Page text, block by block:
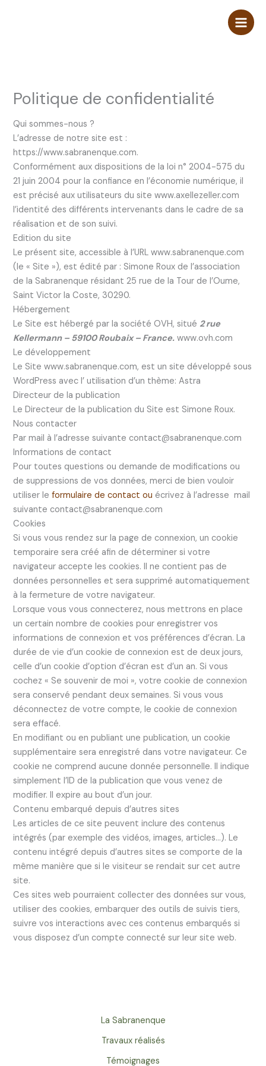
Politique de confidentialité
Qui sommes-nous ?
L’adresse de notre site est :
https://www.sabranenque.com.
Conformément aux dispositions de la loi n° 2004-575 du
21 juin 2004 pour la confiance en l’économie numérique, il
est précisé aux utilisateurs du site www.axellezeller.com
l’identité des différents intervenants dans le cadre de sa
réalisation et de son suivi.
Edition du site
Le présent site, accessible à l’URL www.sabranenque.com
(le « Site »), est édité par : Simone Roux de l’association
de la Sabranenque résidant 25 rue de la Tour de l’Oume,
Saint Victor la Coste, 30290.
Hébergement
Le Site est hébergé par la société OVH, situé 2 rue
Kellermann – 59100 Roubaix – France. www.ovh.com
Le développement
Le Site www.sabranenque.com, est un site développé sous
WordPress avec l’ utilisation d’un thème: Astra
Directeur de la publication
Le Directeur de la publication du Site est Simone Roux.
Nous contacter
Par mail à l’adresse suivante contact@sabranenque.com
Informations de contact
Pour toutes questions ou demande de modifications ou
de suppressions de vos données, merci de bien vouloir
utiliser leformulaire de contact ou écrivez à l’adresse mail
suivante contact@sabranenque.com
Cookies
Si vous vous rendez sur la page de connexion, un cookie
temporaire sera créé afin de déterminer si votre
navigateur accepte les cookies. Il ne contient pas de
données personnelles et sera supprimé automatiquement
à la fermeture de votre navigateur.
Lorsque vous vous connecterez, nous mettrons en place
un certain nombre de cookies pour enregistrer vos
informations de connexion et vos préférences d’écran. La
durée de vie d’un cookie de connexion est de deux jours,
celle d’un cookie d’option d’écran est d’un an. Si vous
cochez « Se souvenir de moi », votre cookie de connexion
sera conservé pendant deux semaines. Si vous vous
déconnectez de votre compte, le cookie de connexion
sera effacé.
En modifiant ou en publiant une publication, un cookie
supplémentaire sera enregistré dans votre navigateur. Ce
cookie ne comprend aucune donnée personnelle. Il indique
simplement l’ID de la publication que vous venez de
modifier. Il expire au bout d’un jour.
Contenu embarqué depuis d’autres sites
Les articles de ce site peuvent inclure des contenus
intégrés (par exemple des vidéos, images, articles…). Le
contenu intégré depuis d’autres sites se comporte de la
même manière que si le visiteur se rendait sur cet autre
site.
Ces sites web pourraient collecter des données sur vous,
utiliser des cookies, embarquer des outils de suivis tiers,
suivre vos interactions avec ces contenus embarqués si
vous disposez d’un compte connecté sur leur site web.
La Sabranenque
Travaux réalisés
Témoignages